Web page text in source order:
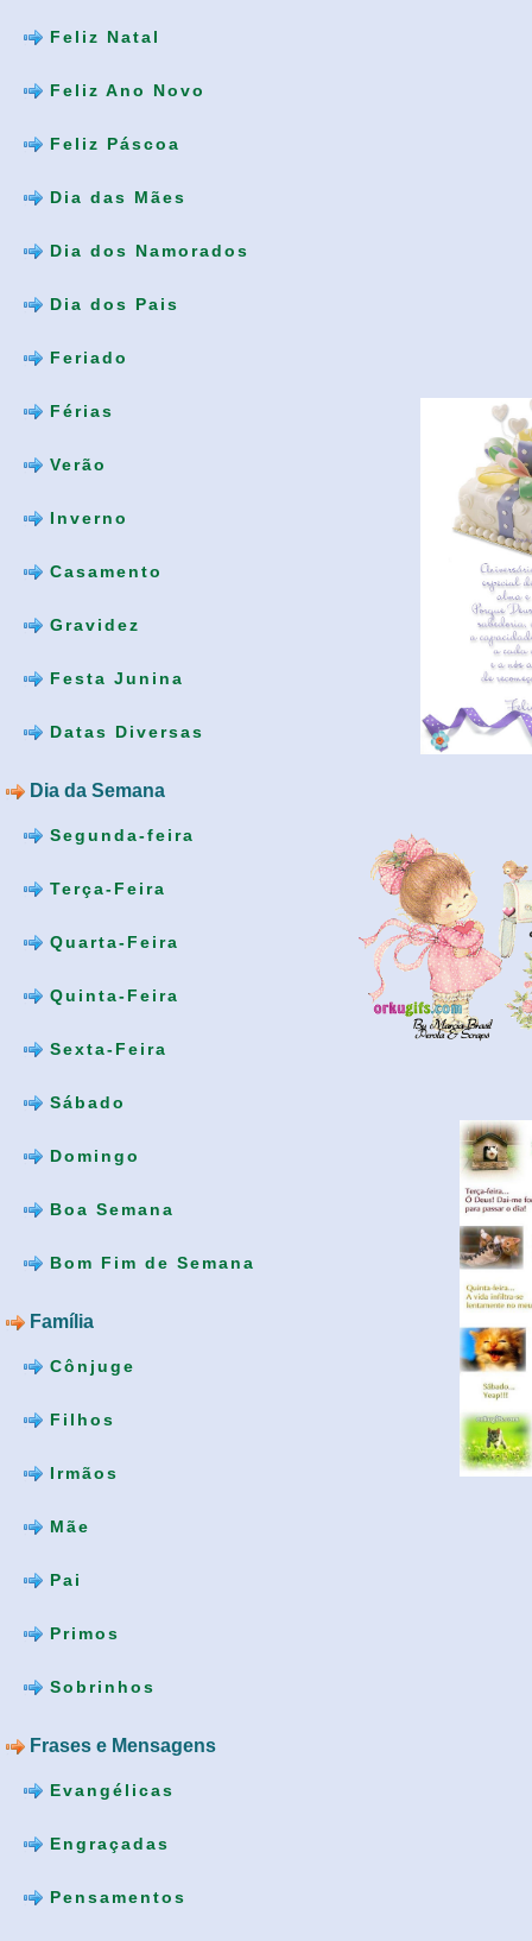
Feliz Natal
Feliz Ano Novo
Feliz Páscoa
Dia das Mães
Dia dos Namorados
Dia dos Pais
Feriado
Férias
Verão
Inverno
Casamento
Gravidez
Festa Junina
Datas Diversas
Dia da Semana
Segunda-feira
Terça-Feira
Quarta-Feira
Quinta-Feira
Sexta-Feira
Sábado
Domingo
Boa Semana
Bom Fim de Semana
Família
Cônjuge
Filhos
Irmãos
Mãe
Pai
Primos
Sobrinhos
Frases e Mensagens
Evangélicas
Engraçadas
Pensamentos